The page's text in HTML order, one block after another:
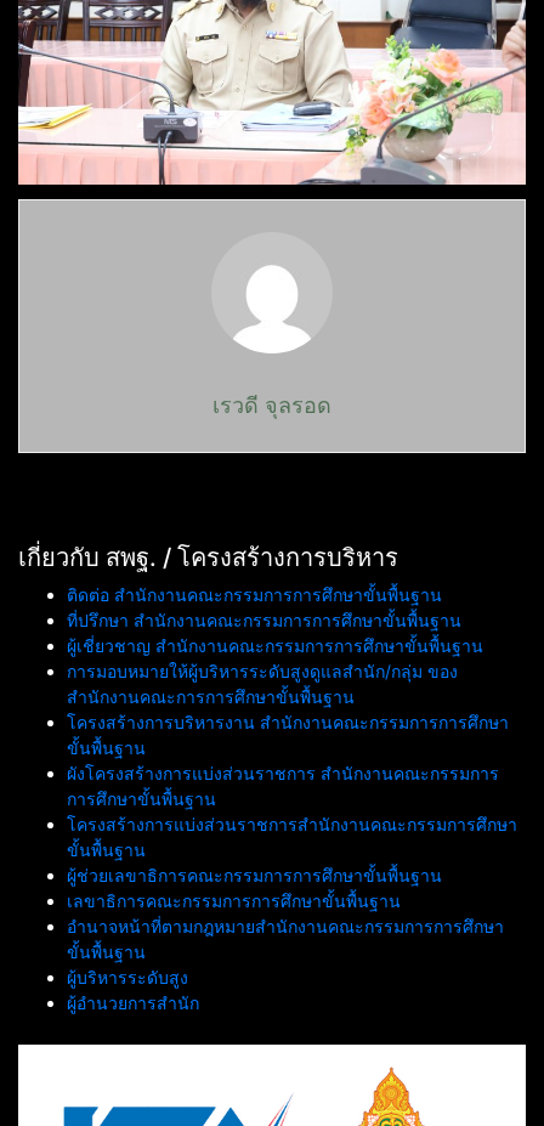
เรวดี จุลรอด
เกี่ยวกับ สพฐ. / โครงสร้างการบริหาร
ติดต่อ สำนักงานคณะกรรมการการศึกษาขั้นพื้นฐาน
ที่ปรึกษา สำนักงานคณะกรรมการการศึกษาขั้นพื้นฐาน
ผู้เชี่ยวชาญ สำนักงานคณะกรรมการการศึกษาขั้นพื้นฐาน
การมอบหมายให้ผู้บริหารระดับสูงดูแลสำนัก/กลุ่ม ของ
สำนักงานคณะการการศึกษาขั้นพื้นฐาน
โครงสร้างการบริหารงาน สำนักงานคณะกรรมการการศึกษา
ขั้นพื้นฐาน
ผังโครงสร้างการแบ่งส่วนราชการ สำนักงานคณะกรรมการ
การศึกษาขั้นพื้นฐาน
โครงสร้างการแบ่งส่วนราชการสำนักงานคณะกรรมการศึกษา
ขั้นพื้นฐาน
ผู้ช่วยเลขาธิการคณะกรรมการการศึกษาขั้นพื้นฐาน
เลขาธิการคณะกรรมการการศึกษาขั้นพื้นฐาน
อำนาจหน้าที่ตามกฎหมายสำนักงานคณะกรรมการการศึกษา
ขั้นพื้นฐาน
ผู้บริหารระดับสูง
ผู้อำนวยการสำนัก